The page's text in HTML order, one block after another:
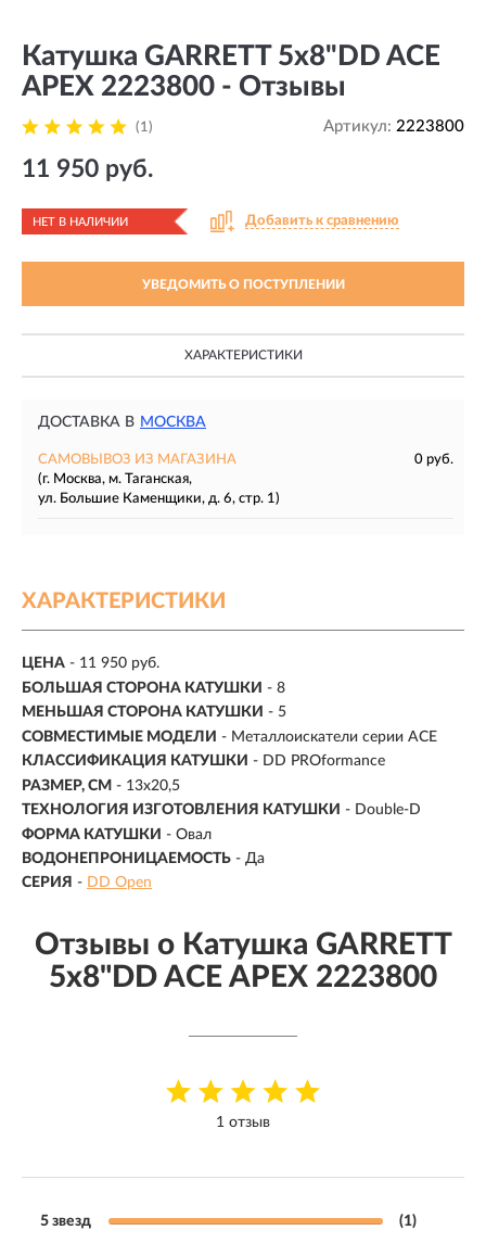
Катушка GARRETT 5х8"DD ACE
APEX 2223800 - Отзывы
(1) Артикул: 2223800
11 950 руб.
НЕТ В НАЛИЧИИ Добавить к сравнению
УВЕДОМИТЬ О ПОСТУПЛЕНИИ
ХАРАКТЕРИСТИКИ
ДОСТАВКА В МОСКВА
САМОВЫВОЗ ИЗ МАГАЗИНА
0 руб.
(г. Москва, м. Таганская,
ул. Большие Каменщики, д. 6, стр. 1)
ХАРАКТЕРИСТИКИ
ЦЕНА - 11 950 руб.
БОЛЬШАЯ СТОРОНА КАТУШКИ - 8
МЕНЬШАЯ СТОРОНА КАТУШКИ - 5
СОВМЕСТИМЫЕ МОДЕЛИ - Металлоискатели серии ACE
КЛАССИФИКАЦИЯ КАТУШКИ - DD PROformance
РАЗМЕР, СМ - 13x20,5
ТЕХНОЛОГИЯ ИЗГОТОВЛЕНИЯ КАТУШКИ - Double-D
ФОРМА КАТУШКИ - Овал
ВОДОНЕПРОНИЦАЕМОСТЬ - Да
СЕРИЯ - DD Open
Отзывы о Катушка GARRETT
5х8"DD ACE APEX 2223800
1 отзыв
5 звезд
(1)